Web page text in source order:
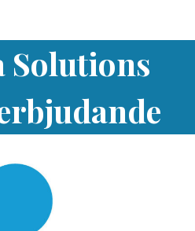
Solutions